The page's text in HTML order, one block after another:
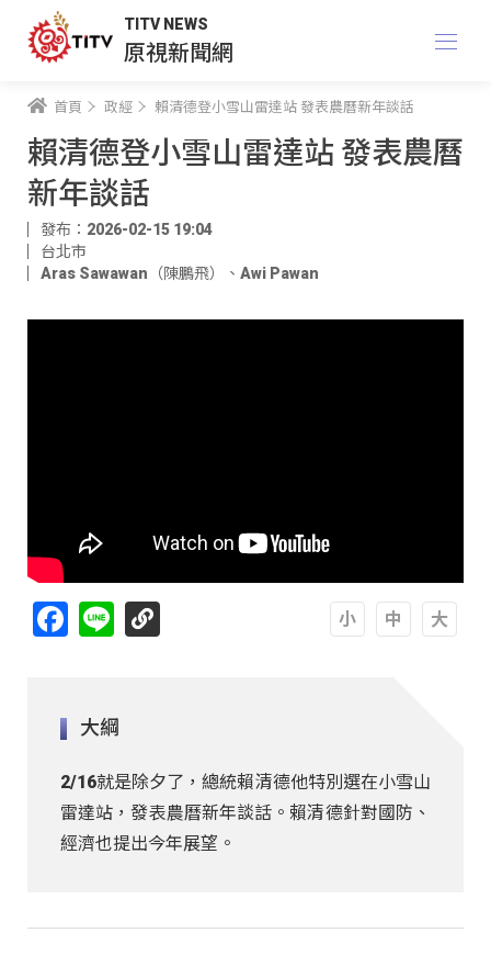
TITV NEWS
原視新聞網
首頁 政經 賴清德登小雪山雷達站 發表農曆新年談話
賴清德登小雪山雷達站 發表農曆
新年談話
發布：2026-02-15 19:04
台北市
Aras Sawawan（陳鵬飛）
、 Awi Pawan
Facebook
Line
大綱
2/16就是除夕了，總統賴清德他特別選在小雪山
雷達站，發表農曆新年談話。賴清德針對國防、
經濟也提出今年展望。